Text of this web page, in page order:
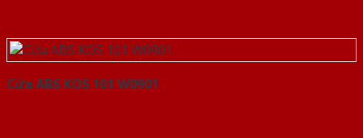
Cửa ABS KOS 101 W0901